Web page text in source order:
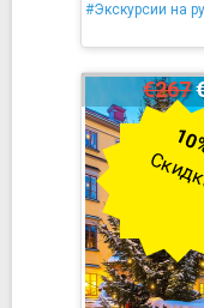
#Экскурсии на
€267